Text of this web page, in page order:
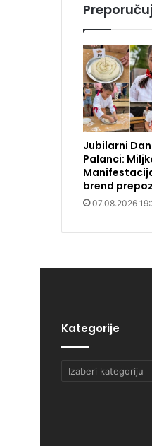
Jubilarni
Palanci:
brend
07.08.2026
Kategorije
Kategorije